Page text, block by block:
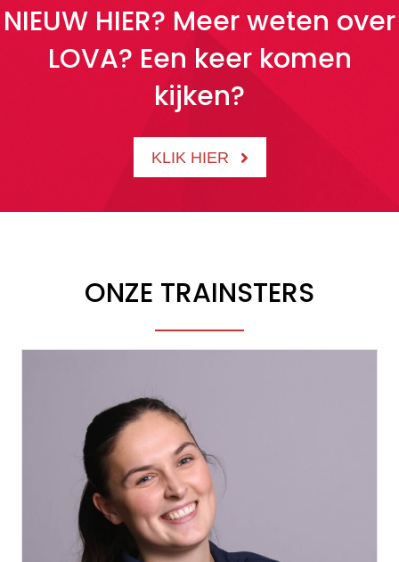
NIEUW HIER? Meer weten over
LOVA? Een keer komen
kijken?
KLIK HIER
ONZE TRAINSTERS